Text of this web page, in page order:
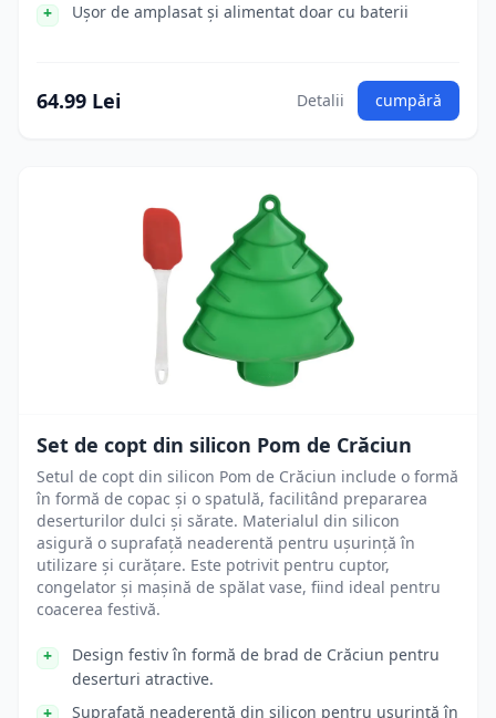
Ușor de amplasat și alimentat doar cu baterii
64.99 Lei Detalii cumpără
Set de copt din silicon Pom de Crăciun
Setul de copt din silicon Pom de Crăciun include o formă
în formă de copac și o spatulă, facilitând prepararea
deserturilor dulci și sărate. Materialul din silicon
asigură o suprafață neaderentă pentru ușurință în
utilizare și curățare. Este potrivit pentru cuptor,
congelator și mașină de spălat vase, fiind ideal pentru
coacerea festivă.
Design festiv în formă de brad de Crăciun pentru
deserturi atractive.
Suprafață neaderentă din silicon pentru ușurință în